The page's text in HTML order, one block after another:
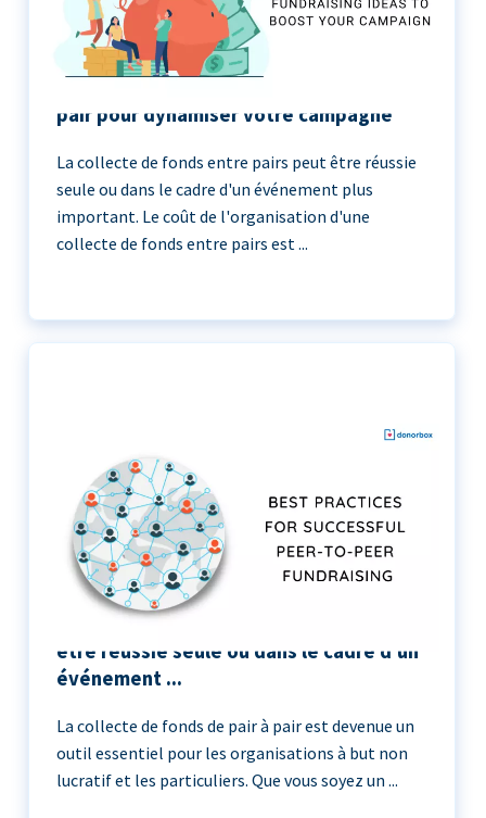
pair pour dynamiser votre campagne
La collecte de fonds entre pairs peut être réussie
seule ou dans le cadre d'un événement plus
important. Le coût de l'organisation d'une
collecte de fonds entre pairs est ...
La collecte de fonds entre pairs peut
être réussie seule ou dans le cadre d'un
événement ...
La collecte de fonds de pair à pair est devenue un
outil essentiel pour les organisations à but non
lucratif et les particuliers. Que vous soyez un ...